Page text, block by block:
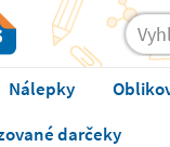
Nálepky
darčeky